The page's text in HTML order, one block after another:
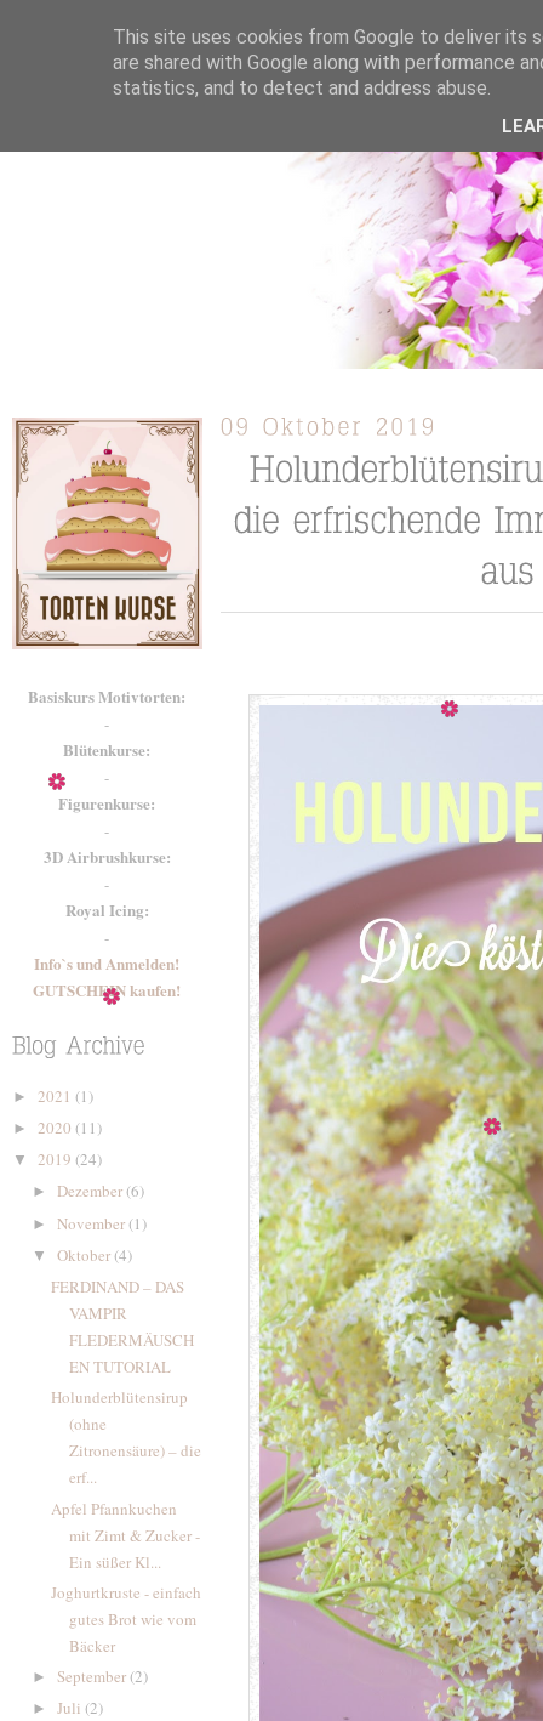
ÜBER MICH KOOPERATION TORTEN / KUCHEN /
Basiskurs Motivtorten:
-
Blütenkurse:
-
Figurenkurse:
-
3D Airbrushkurse:
-
Royal Icing:
-
Info`s und Anmelden!
GUTSCHEIN kaufen!
► 2021 (1)
► 2020 (11)
▼ 2019 (24)
► Dezember(6)
► November(1)
▼ Oktober(4)
FERDINAND – DAS
VAMPIR
FLEDERMÄUSCH
EN TUTORIAL
Holunderblütensirup
(ohne
Zitronensäure) – die
erf...
Apfel Pfannkuchen
mit Zimt & Zucker -
Ein süßer Kl...
Joghurtkruste - einfach
gutes Brot wie vom
Bäcker
► September(2)
► Juli (2)
This site uses cookies from Google to deliver its
are shared with Google along with performance
statistics, and to detect and address abuse.